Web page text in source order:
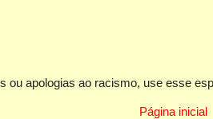
ou apologias ao racismo, use esse
Página inicial